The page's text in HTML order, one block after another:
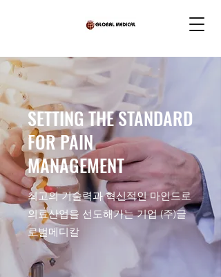
SETTING THE STANDARD
FOR PAIN
MANAGEMENT
최고의 기술력과 혁신적인 마인드로
의료산업을 선도해가는 기업 (주)글
로벌메디칼